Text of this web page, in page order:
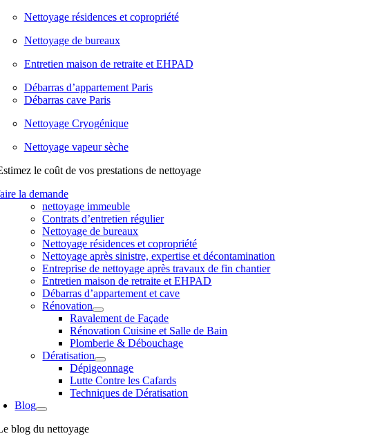
Nettoyage résidences et copropriété
Nettoyage de bureaux
Entretien maison de retraite et EHPAD
Débarras d’appartement Paris
Débarras cave Paris
Nettoyage Cryogénique
Nettoyage vapeur sèche
le coût de vos prestations de nettoyage
la demande
nettoyage immeuble
Contrats d’entretien régulier
Nettoyage de bureaux
Nettoyage résidences et copropriété
Nettoyage après sinistre, expertise et décontamination
Entreprise de nettoyage après travaux de fin chantier
Entretien maison de retraite et EHPAD
Débarras d’appartement et cave
Rénovation
Ravalement de Façade
Rénovation Cuisine et Salle de Bain
Plomberie & Débouchage
Dératisation
Dépigeonnage
Lutte Contre les Cafards
Techniques de Dératisation
Blog
blog du nettoyage